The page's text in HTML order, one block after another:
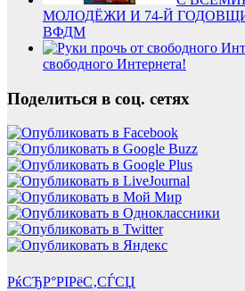
МОЛОДЁЖИ И 74-Й
ВФДМ
свободного Интернета!
Поделиться в соц. сетях
РќСЂР°РІРёС‚СЃСЏ